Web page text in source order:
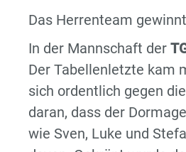
Das Herrenteam
In der Mannschaft der
Der Tabellenletzte kam
sich ordentlich gegen
daran, dass der
wie Sven, Luke und